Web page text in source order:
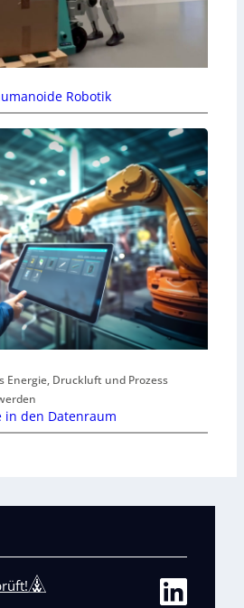
Robotik
Energie, Druckluft und Prozess
in den Datenraum